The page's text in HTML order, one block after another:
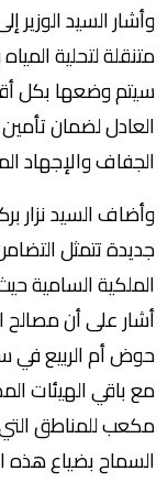
متنقلة لتحلية
سيتم وضعها بكل
العادل لضمان تأمين
الجفاف والإجهاد
وأضاف السيد نزار
جديدة تتمثل
الملكية السامية
أشار على أن مصالح
حوض أم الربيع في
مكعب للمناطق
السماح بضياع هذه